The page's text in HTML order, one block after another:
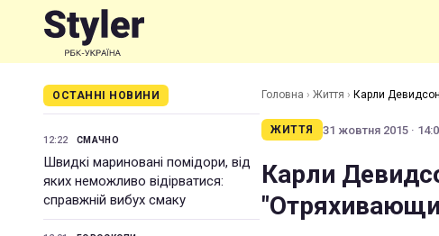
ОСТАННІ НОВИНИ
12:22 СМАЧНО
Швидкі мариновані помідори, від
яких неможливо відірватися:
справжній вибух смаку
Головна › Життя › Карли
ЖИТТЯ 31 жовтня 2015 ·
Карли